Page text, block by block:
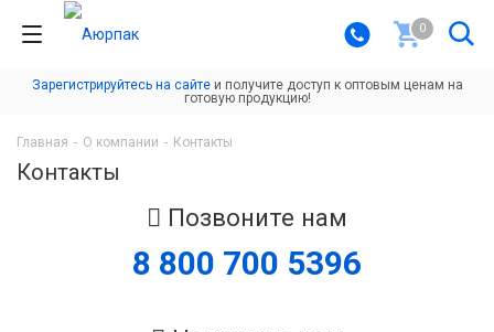
0
Зарегистрируйтесь на сайтеи получите доступ к оптовым ценам на
готовую продукцию!
Главная - О компании - Контакты
Контакты
Позвоните нам
8 800 700 5396